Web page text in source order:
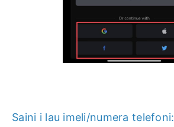
Saini i lau imeli/numera telefoni: